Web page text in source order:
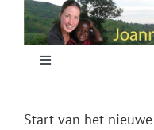
content
Toggle
Start van het